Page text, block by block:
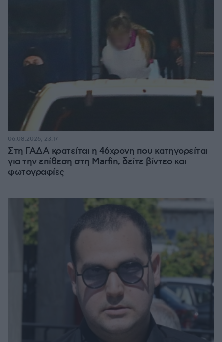
Στη ΓΑΔΑ κρατείται η 46χρονη που κατηγορείται
για την επίθεση στη Marfin, δείτε βίντεο και
φωτογραφίες
06.08.2026, 23:17